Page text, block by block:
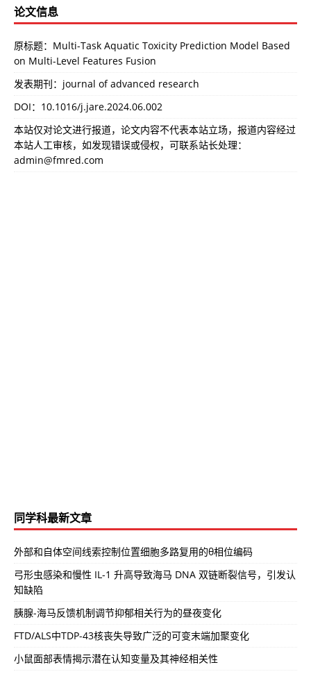
论文信息
原标题：Multi-Task Aquatic Toxicity Prediction Model Based
on Multi-Level Features Fusion
发表期刊：journal of advanced research
DOI： 10.1016/j.jare.2024.06.002
本站仅对论文进行报道，论文内容不代表本站立场，报道内容经过
本站人工审核，如发现错误或侵权，可联系站长处理：
admin@fmred.com
同学科最新文章
外部和自体空间线索控制位置细胞多路复用的θ相位编码
弓形虫感染和慢性 IL-1 升高导致海马 DNA 双链断裂信号，引发认
知缺陷
胰腺-海马反馈机制调节抑郁相关行为的昼夜变化
FTD/ALS中TDP-43核丧失导致广泛的可变末端加聚变化
小鼠面部表情揭示潜在认知变量及其神经相关性